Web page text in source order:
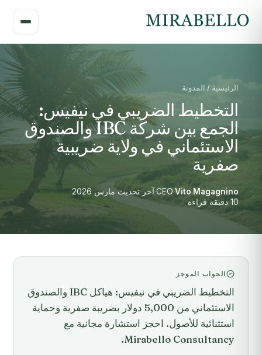
الرئيسية / المدونة
التخطيط الضريبي في نيفيس:
الجمع بين شركة IBC والصندوق
الاستئماني في ولاية ضريبية
صفرية
Vito Magagnino
·
CEO
·آخر تحديث مارس 2026
·
10 دقيقة قراءة
الجواب الموجز
التخطيط الضريبي في نيفيس: هياكل IBC والصندوق
الاستئماني من 5,000 دولار بضريبة صفرية وحماية
استثنائية للأصول. احجز استشارة مجانية مع
Mirabello Consultancy.